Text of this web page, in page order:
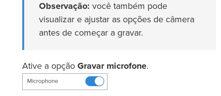
Observação: você também pode
visualizar e ajustar as opções de câmera
antes de começar a gravar.
Ative a opção Gravar microfone.